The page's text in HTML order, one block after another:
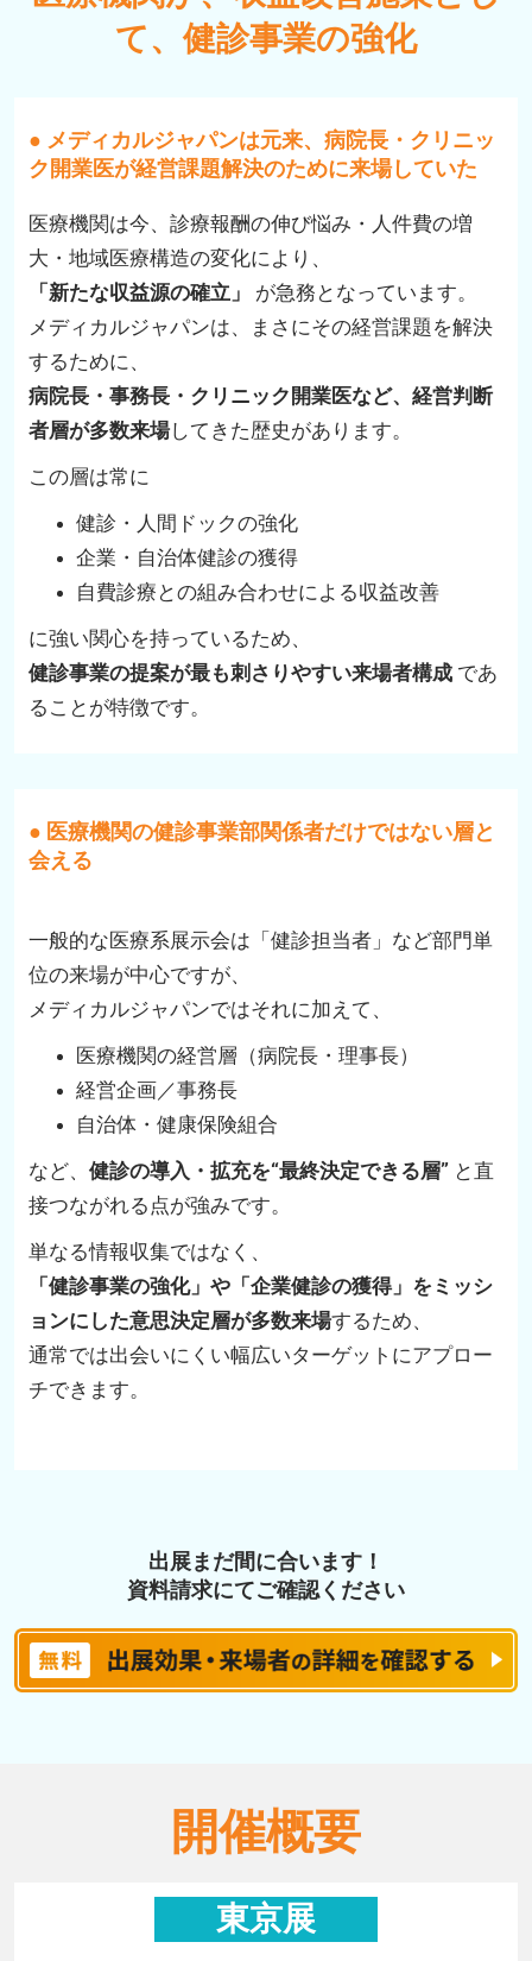
て、健診事業の強化
● メディカルジャパンは元来、病院長・クリニッ
ク開業医が経営課題解決のために来場していた
医療機関は今、診療報酬の伸び悩み・人件費の増
大・地域医療構造の変化により、
「新たな収益源の確立」
が急務となっています。
メディカルジャパンは、まさにその経営課題を解決
するために、
病院長・事務長・クリニック開業医など、経営判断
者層が多数来場してきた歴史があります。
この層は常に
健診・人間ドックの強化
企業・自治体健診の獲得
自費診療との組み合わせによる収益改善
に強い関心を持っているため、
健診事業の提案が最も刺さりやすい来場者構成 であ
ることが特徴です。
● 医療機関の健診事業部関係者だけではない層と
会える
一般的な医療系展示会は「健診担当者」など部門単
位の来場が中心ですが、
メディカルジャパンではそれに加えて、
医療機関の経営層（病院長・理事長）
経営企画／事務長
自治体・健康保険組合
など、 健診の導入・拡充を“最終決定できる層” と直
接つながれる点が強みです。
単なる情報収集ではなく、
「健診事業の強化」や「企業健診の獲得」をミッシ
ョンにした意思決定層が多数来場するため、
通常では出会いにくい幅広いターゲットにアプロー
チできます。
出展まだ間に合います！
資料請求にてご確認ください
開催概要
東京展